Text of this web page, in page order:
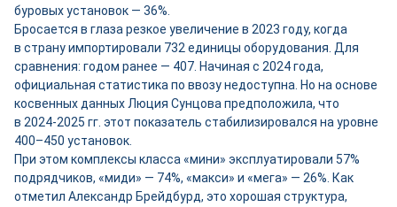
буровых установок — 36%.
Бросается в глаза резкое увеличение в 2023 году, когда
в страну импортировали 732 единицы оборудования. Для
сравнения: годом ранее — 407. Начиная с 2024 года,
официальная статистика по ввозу недоступна. Но на основе
косвенных данных Люция Сунцова предположила, что
в 2024-2025 гг. этот показатель стабилизировался на уровне
400–450 установок.
При этом комплексы класса «мини» эксплуатировали 57%
подрядчиков, «миди» — 74%, «макси» и «мега» — 26%. Как
отметил Александр Брейдбурд, это хорошая структура,